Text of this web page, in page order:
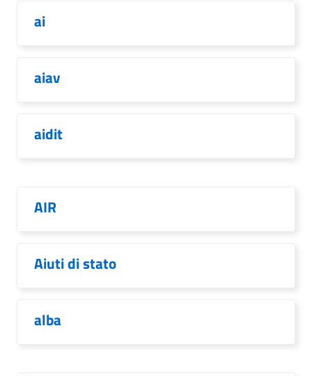
ai
aiav
aidit
AIR
Aiuti di stato
alba